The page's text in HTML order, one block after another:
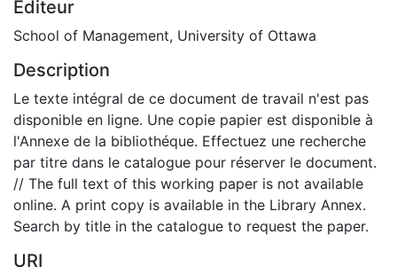
Éditeur
School of Management, University of Ottawa
Description
Le texte intégral de ce document de travail n'est pas
disponible en ligne. Une copie papier est disponible à
l'Annexe de la bibliothéque. Effectuez une recherche
par titre dans le catalogue pour réserver le document.
// The full text of this working paper is not available
online. A print copy is available in the Library Annex.
Search by title in the catalogue to request the paper.
URI